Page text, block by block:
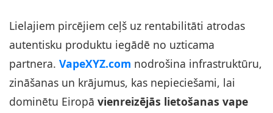
Lielajiem pircējiem ceļš uz rentabilitāti atrodas
autentisku produktu iegādē no uzticama
partnera. VapeXYZ.com nodrošina infrastruktūru,
zināšanas un krājumus, kas nepieciešami, lai
dominētu Eiropā vienreizējās lietošanas vape